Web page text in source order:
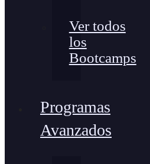
Ver todos
los
Bootcamps
Programas
Avanzados